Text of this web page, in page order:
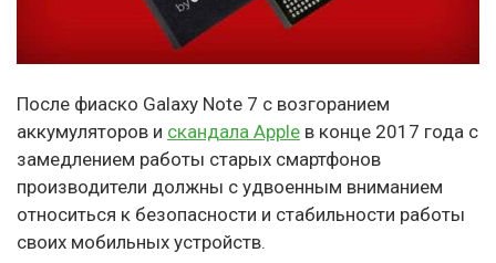
После фиаско Galaxy Note 7 с возгоранием
аккумуляторов и скандала Apple в конце 2017 года с
замедлением работы старых смартфонов
производители должны с удвоенным вниманием
относиться к безопасности и стабильности работы
своих мобильных устройств.